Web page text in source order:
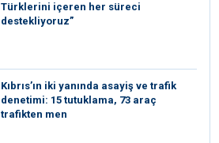
Türklerini içeren her süreci
destekliyoruz”
Kıbrıs’ın iki yanında asayiş ve trafik
denetimi: 15 tutuklama, 73 araç
trafikten men